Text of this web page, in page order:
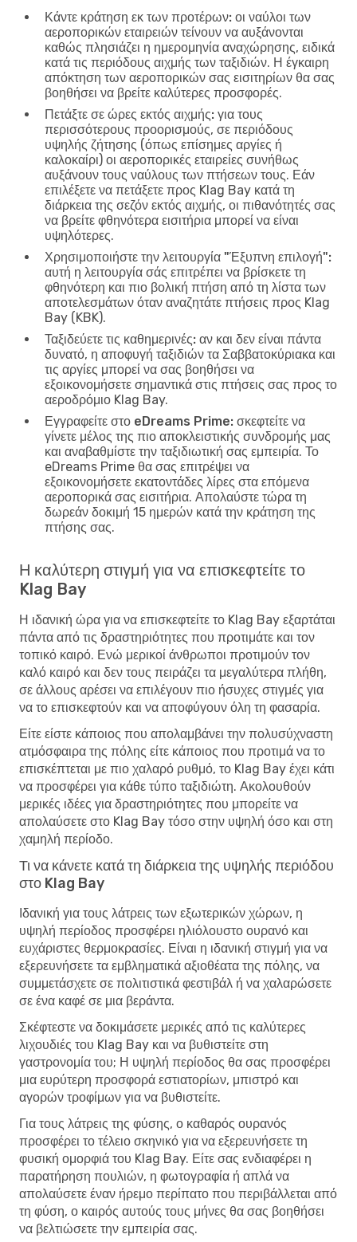
Κάντε κράτηση εκ των προτέρων: οι ναύλοι των
αεροπορικών εταιρειών τείνουν να αυξάνονται
καθώς πλησιάζει η ημερομηνία αναχώρησης, ειδικά
κατά τις περιόδους αιχμής των ταξιδιών. Η έγκαιρη
απόκτηση των αεροπορικών σας εισιτηρίων θα σας
βοηθήσει να βρείτε καλύτερες προσφορές.
Πετάξτε σε ώρες εκτός αιχμής: για τους
περισσότερους προορισμούς, σε περιόδους
υψηλής ζήτησης (όπως επίσημες αργίες ή
καλοκαίρι) οι αεροπορικές εταιρείες συνήθως
αυξάνουν τους ναύλους των πτήσεων τους. Εάν
επιλέξετε να πετάξετε προς Klag Bay κατά τη
διάρκεια της σεζόν εκτός αιχμής, οι πιθανότητές σας
να βρείτε φθηνότερα εισιτήρια μπορεί να είναι
υψηλότερες.
Χρησιμοποιήστε την λειτουργία "Έξυπνη επιλογή":
αυτή η λειτουργία σάς επιτρέπει να βρίσκετε τη
φθηνότερη και πιο βολική πτήση από τη λίστα των
αποτελεσμάτων όταν αναζητάτε πτήσεις προς Klag
Bay (KBK).
Ταξιδεύετε τις καθημερινές: αν και δεν είναι πάντα
δυνατό, η αποφυγή ταξιδιών τα Σαββατοκύριακα και
τις αργίες μπορεί να σας βοηθήσει να
εξοικονομήσετε σημαντικά στις πτήσεις σας προς το
αεροδρόμιο Klag Bay.
Εγγραφείτε στο eDreams Prime: σκεφτείτε να
γίνετε μέλος της πιο αποκλειστικής συνδρομής μας
και αναβαθμίστε την ταξιδιωτική σας εμπειρία. Το
eDreams Prime θα σας επιτρέψει να
εξοικονομήσετε εκατοντάδες λίρες στα επόμενα
αεροπορικά σας εισιτήρια. Απολαύστε τώρα τη
δωρεάν δοκιμή 15 ημερών κατά την κράτηση της
πτήσης σας.
Η καλύτερη στιγμή για να επισκεφτείτε το
Klag Bay
Η ιδανική ώρα για να επισκεφτείτε το Klag Bay εξαρτάται
πάντα από τις δραστηριότητες που προτιμάτε και τον
τοπικό καιρό. Ενώ μερικοί άνθρωποι προτιμούν τον
καλό καιρό και δεν τους πειράζει τα μεγαλύτερα πλήθη,
σε άλλους αρέσει να επιλέγουν πιο ήσυχες στιγμές για
να το επισκεφτούν και να αποφύγουν όλη τη φασαρία.
Είτε είστε κάποιος που απολαμβάνει την πολυσύχναστη
ατμόσφαιρα της πόλης είτε κάποιος που προτιμά να το
επισκέπτεται με πιο χαλαρό ρυθμό, το Klag Bay έχει κάτι
να προσφέρει για κάθε τύπο ταξιδιώτη. Ακολουθούν
μερικές ιδέες για δραστηριότητες που μπορείτε να
απολαύσετε στο Klag Bay τόσο στην υψηλή όσο και στη
χαμηλή περίοδο.
Τι να κάνετε κατά τη διάρκεια της υψηλής περιόδου
στο Klag Bay
Ιδανική για τους λάτρεις των εξωτερικών χώρων, η
υψηλή περίοδος προσφέρει ηλιόλουστο ουρανό και
ευχάριστες θερμοκρασίες. Είναι η ιδανική στιγμή για να
εξερευνήσετε τα εμβληματικά αξιοθέατα της πόλης, να
συμμετάσχετε σε πολιτιστικά φεστιβάλ ή να χαλαρώσετε
σε ένα καφέ σε μια βεράντα.
Σκέφτεστε να δοκιμάσετε μερικές από τις καλύτερες
λιχουδιές του Klag Bay και να βυθιστείτε στη
γαστρονομία του; Η υψηλή περίοδος θα σας προσφέρει
μια ευρύτερη προσφορά εστιατορίων, μπιστρό και
αγορών τροφίμων για να βυθιστείτε.
Για τους λάτρεις της φύσης, ο καθαρός ουρανός
προσφέρει το τέλειο σκηνικό για να εξερευνήσετε τη
φυσική ομορφιά του Klag Bay. Είτε σας ενδιαφέρει η
παρατήρηση πουλιών, η φωτογραφία ή απλά να
απολαύσετε έναν ήρεμο περίπατο που περιβάλλεται από
τη φύση, ο καιρός αυτούς τους μήνες θα σας βοηθήσει
να βελτιώσετε την εμπειρία σας.